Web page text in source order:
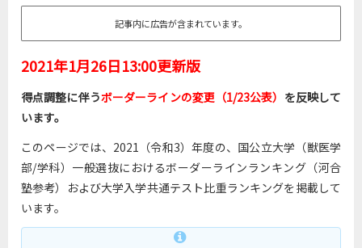
記事内に広告が含まれています。
2021年1月26日13:00更新版
得点調整に伴うボーダーラインの変更（1/23公表） を反映して
います。
このページでは、2021（令和3）年度の、国公立大学（獣医学
部/学科）一般選抜におけるボーダーラインランキング（河合
塾参考）および大学入学共通テスト比重ランキングを掲載して
います。